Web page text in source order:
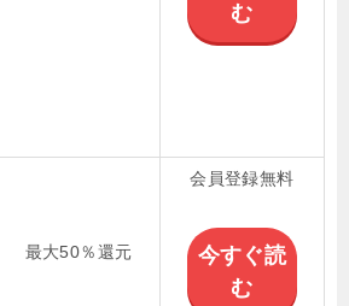
む
最大50％還元
会員登録無料
今すぐ読
む